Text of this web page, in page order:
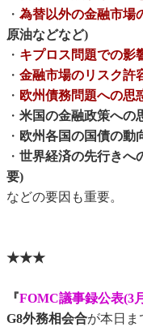
・ 為替以外の金融市場
原油などなど)
・ キプロス問題での影
・ 金融市場のリスク許
・ 欧州債務問題への思
・ 米国の金融政策への
・ 欧州各国の国債の動
・ 世界経済の先行きへ
要)
などの要因も重要。
★★★
『FOMC議事録公表(3
G8外務相会合が本日ま